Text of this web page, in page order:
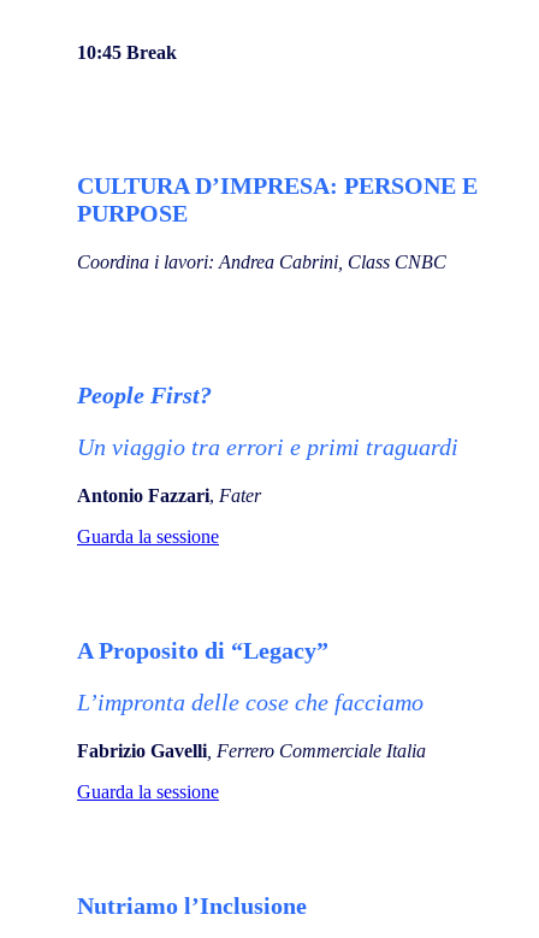
10:45 Break
CULTURA D’IMPRESA: PERSONE E
PURPOSE
Coordina i lavori: Andrea Cabrini, Class CNBC
People First?
Un viaggio tra errori e primi traguardi
Antonio Fazzari, Fater
Guarda la sessione
A Proposito di “Legacy”
L’impronta delle cose che facciamo
Fabrizio Gavelli , Ferrero Commerciale Italia
Guarda la sessione
Nutriamo l’Inclusione